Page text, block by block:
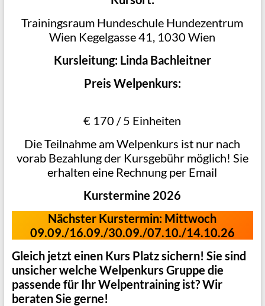
Trainingsraum Hundeschule Hundezentrum
Wien Kegelgasse 41, 1030 Wien
Kursleitung: Linda Bachleitner
Preis Welpenkurs:
€ 170 / 5 Einheiten
Die Teilnahme am Welpenkurs ist nur nach
vorab Bezahlung der Kursgebühr möglich! Sie
erhalten eine Rechnung per Email
Kurstermine 2026
Nächster Kurstermin: Mittwoch
09.09./16.09./30.09./07.10./14.10.26
Gleich jetzt einen Kurs Platz sichern! Sie sind
unsicher welche Welpenkurs Gruppe die
passende für Ihr Welpentraining ist? Wir
beraten Sie gerne!